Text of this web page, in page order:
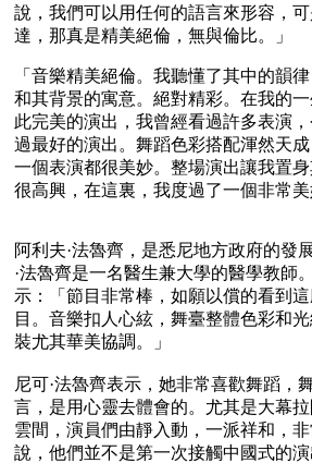
說，我們可以用任何的語言來形容，
達，那真是精美絕倫，無與倫比。」
「音樂精美絕倫。我聽懂了其中的韻
和其背景的寓意。絕對精彩。在我的
此完美的演出，我曾經看過許多表演
過最好的演出。舞蹈色彩搭配渾然天
一個表演都很美妙。整場演出讓我置
很高興，在這裏，我度過了一個非常美
阿利夫·法魯齊，是悉尼地方政府的發
·法魯齊是一名醫生兼大學的醫學教師
示：「節目非常棒，如願以償的看到
目。音樂扣人心絃，舞臺整體色彩和
裝尤其華美協調。」
尼可·法魯齊表示，她非常喜歡舞蹈，
言，是用心靈去體會的。尤其是大幕
雲間，演員們由靜入動，一派祥和，
說，他們並不是第一次接觸中國式的